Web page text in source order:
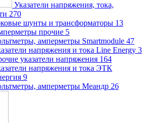
Указатели напряжения, тока,
270
шунты и трансформаторы 13
прочие 5
амперметры Smartmodule 47
напряжения и тока Line Energy 3
указатели напряжения 164
напряжения и тока ЭТК
9
амперметры Меандр 26